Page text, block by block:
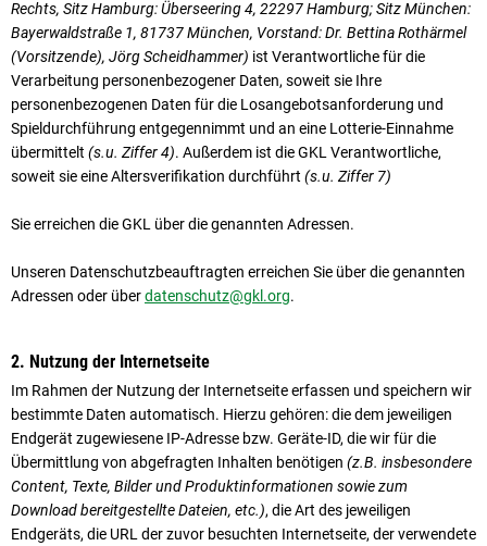
Rechts, Sitz Hamburg: Überseering 4, 22297 Hamburg; Sitz München:
Bayerwaldstraße 1, 81737 München, Vorstand: Dr. Bettina Rothärmel
(Vorsitzende), Jörg Scheidhammer) ist Verantwortliche für die
Verarbeitung personenbezogener Daten, soweit sie Ihre
personenbezogenen Daten für die Losangebotsanforderung und
Spieldurchführung entgegennimmt und an eine Lotterie-Einnahme
übermittelt (s.u. Ziffer 4). Außerdem ist die GKL Verantwortliche,
soweit sie eine Altersverifikation durchführt (s.u. Ziffer 7)
Sie erreichen die GKL über die genannten Adressen.
Unseren Datenschutzbeauftragten erreichen Sie über die genannten
Adressen oder überdatenschutz@gkl.org.
2. Nutzung der Internetseite
Im Rahmen der Nutzung der Internetseite erfassen und speichern wir
bestimmte Daten automatisch. Hierzu gehören: die dem jeweiligen
Endgerät zugewiesene IP-Adresse bzw. Geräte-ID, die wir für die
Übermittlung von abgefragten Inhalten benötigen (z.B. insbesondere
Content, Texte, Bilder und Produktinformationen sowie zum
Download bereitgestellte Dateien, etc.), die Art des jeweiligen
Endgeräts, die URL der zuvor besuchten Internetseite, der verwendete